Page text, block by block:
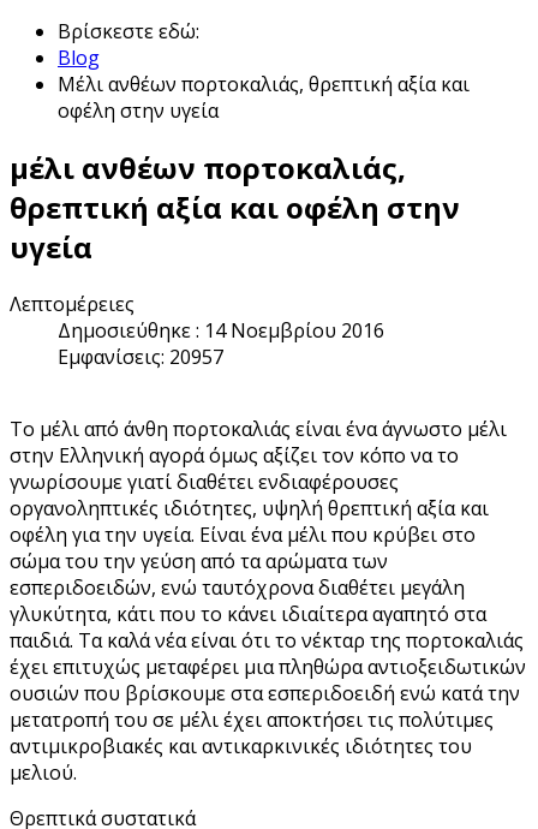
Βρίσκεστε εδώ:
Blog
Μέλι ανθέων πορτοκαλιάς, θρεπτική αξία και
οφέλη στην υγεία
μέλι ανθέων πορτοκαλιάς,
θρεπτική αξία και οφέλη στην
υγεία
Λεπτομέρειες
Δημοσιεύθηκε : 14 Νοεμβρίου 2016
Εμφανίσεις: 20957
Το μέλι από άνθη πορτοκαλιάς είναι ένα άγνωστο μέλι
στην Ελληνική αγορά όμως αξίζει τον κόπο να το
γνωρίσουμε γιατί διαθέτει ενδιαφέρουσες
οργανοληπτικές ιδιότητες, υψηλή θρεπτική αξία και
οφέλη για την υγεία. Είναι ένα μέλι που κρύβει στο
σώμα του την γεύση από τα αρώματα των
εσπεριδοειδών, ενώ ταυτόχρονα διαθέτει μεγάλη
γλυκύτητα, κάτι που το κάνει ιδιαίτερα αγαπητό στα
παιδιά. Τα καλά νέα είναι ότι το νέκταρ της πορτοκαλιάς
έχει επιτυχώς μεταφέρει μια πληθώρα αντιοξειδωτικών
ουσιών που βρίσκουμε στα εσπεριδοειδή ενώ κατά την
μετατροπή του σε μέλι έχει αποκτήσει τις πολύτιμες
αντιμικροβιακές και αντικαρκινικές ιδιότητες του
μελιού.
Θρεπτικά συστατικά